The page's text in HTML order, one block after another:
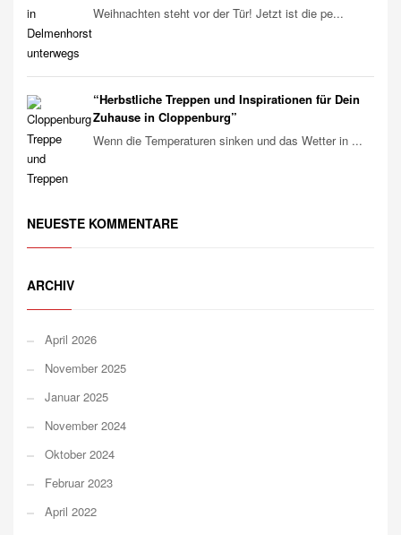
Weihnachten steht vor der Tür! Jetzt ist die pe...
“Herbstliche Treppen und Inspirationen für Dein
Zuhause in Cloppenburg”
Wenn die Temperaturen sinken und das Wetter in ...
NEUESTE KOMMENTARE
ARCHIV
April 2026
November 2025
Januar 2025
November 2024
Oktober 2024
Februar 2023
April 2022